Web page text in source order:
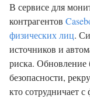
В сервисе для
контрагентов
физических лиц.
источников и
риска. Обновление
безопасности,
кто сотрудничает